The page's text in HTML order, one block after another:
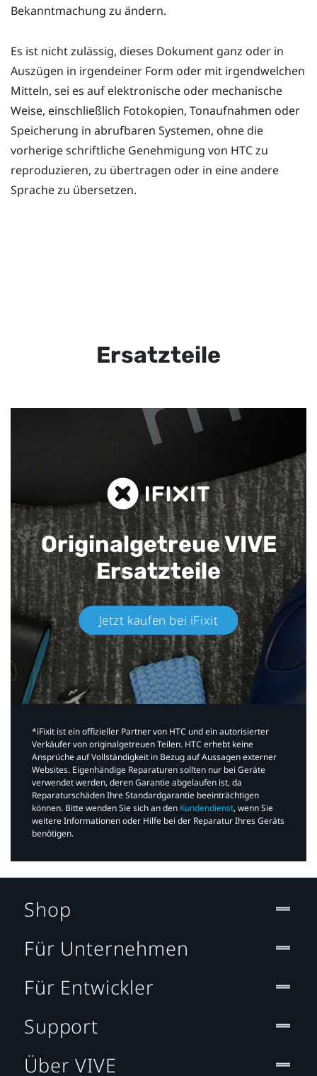
Bekanntmachung zu ändern.
Es ist nicht zulässig, dieses Dokument ganz oder in
Auszügen in irgendeiner Form oder mit irgendwelchen
Mitteln, sei es auf elektronische oder mechanische
Weise, einschließlich Fotokopien, Tonaufnahmen oder
Speicherung in abrufbaren Systemen, ohne die
vorherige schriftliche Genehmigung von HTC zu
reproduzieren, zu übertragen oder in eine andere
Sprache zu übersetzen.
Ersatzteile
Originalgetreue VIVE
Ersatzteile
Jetzt kaufen bei iFixit​
*iFixit ist ein offizieller Partner von HTC und ein autorisierter
Verkäufer von originalgetreuen Teilen. HTC erhebt keine
Ansprüche auf Vollständigkeit in Bezug auf Aussagen externer
Websites. Eigenhändige Reparaturen sollten nur bei Geräte
verwendet werden, deren Garantie abgelaufen ist, da
Reparaturschäden Ihre Standardgarantie beeinträchtigen
können. Bitte wenden Sie sich an den Kundendienst, wenn Sie
weitere Informationen oder Hilfe bei der Reparatur Ihres Geräts
benötigen.​
Shop
Für Unternehmen
Für Entwickler
Support
Über VIVE